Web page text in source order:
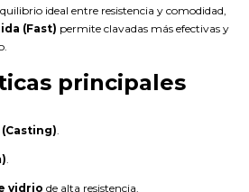
ideal entre resistencia y comodidad,
(Fast) permite clavadas más efectivas y
principales
vidrio de alta resistencia.